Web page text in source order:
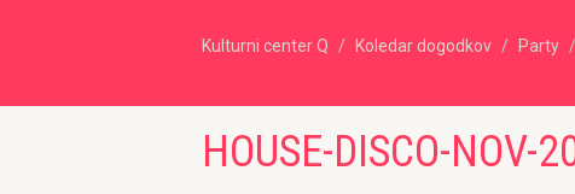
Kulturni center Q Koledar dogodkov Party
HOUSE-DISCO-NOV-